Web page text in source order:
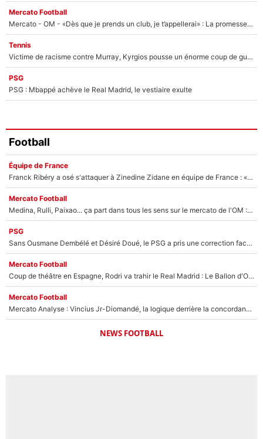
Mercato Football
Mercato - OM - «Dès que je prends un club, je t’appellerai» : La promesse de Marcelino au moment de claquer la porte
Tennis
Victime de racisme contre Murray, Kyrgios pousse un énorme coup de gueule !
PSG
PSG : Mbappé achève le Real Madrid, le vestiaire exulte
Football
Équipe de France
Franck Ribéry a osé s'attaquer à Zinedine Zidane en équipe de France : «Je n'aurais jamais fait ça»
Mercato Football
Medina, Rulli, Paixao... ça part dans tous les sens sur le mercato de l'OM : Frank McCourt va enfin récupérer l'argent qu'il attend ?
PSG
Sans Ousmane Dembélé et Désiré Doué, le PSG a pris une correction face à Majorque : Luis Enrique attend avec impatience des renforts !
Mercato Football
Coup de théâtre en Espagne, Rodri va trahir le Real Madrid : Le Ballon d'Or a choisi de signer au FC Barcelone !
Mercato Football
Mercato Analyse : Vincius Jr-Diomandé, la logique derrière la concordance des temps
NEWS FOOTBALL